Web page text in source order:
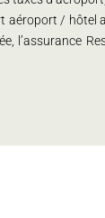
aéroport /
l’assurance